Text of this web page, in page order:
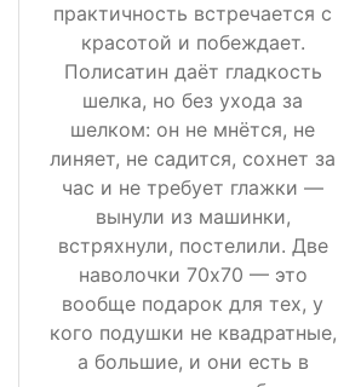
практичность встречается с
красотой и побеждает.
Полисатин даёт гладкость
шелка, но без ухода за
шелком: он не мнётся, не
линяет, не садится, сохнет за
час и не требует глажки —
вынули из машинки,
встряхнули, постелили. Две
наволочки 70х70 — это
вообще подарок для тех, у
кого подушки не квадратные,
а большие, и они есть в